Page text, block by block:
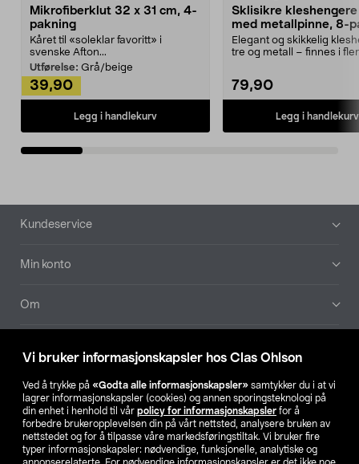
Vi bruker informasjonskapsler hos Clas Ohlson
Ved å trykke på «Godta alle informasjonskapsler» samtykker du i at vi
lagrer informasjonskapsler (cookies) og annen sporingsteknologi på
din enhet i henhold til vår policy for informasjonskapsler for å
forbedre brukeropplevelsen din på vårt nettsted, analysere bruken av
nettstedet og for å tilpasse våre markedsføringstiltak. Vi bruker fire
typer informasjonskapsler: nødvendige, funksjonelle, analytiske og
Mikrofiberklut 32 x 31 cm, 4-
pakning
Kåret til «soleklar favoritt» i
svenske Afton...
Utførelse: Grå/beige
39,90
Legg i handlekurv
Sklisikre
med metallpinne, 8-
Elegant og skikkelig
tre og metall – finnes i
79,90
Legg i handlekurv
Bunntekst
Kundeservice
Min konto
Om
Våre selskaper
Finn din butikk